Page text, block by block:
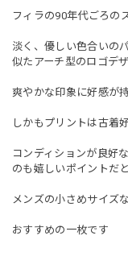
フィラの90年代ごろの
淡く、優しい色合いの
似たアーチ型のロゴデ
爽やかな印象に好感が
しかもプリントは古着
コンディションが良好
のも嬉しいポイントだ
メンズの小さめサイズ
おすすめの一枚です